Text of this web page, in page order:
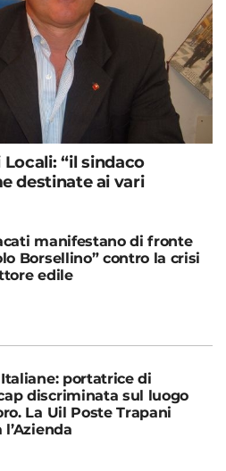
“il sindaco
destinate ai vari
manifestano di fronte
Borsellino” contro la crisi
edile
portatrice di
discriminata sul luogo
La Uil Poste Trapani